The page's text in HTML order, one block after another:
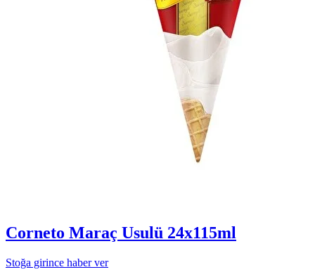
Corneto Maraç Usulü 24x115ml
Stoğa girince haber ver